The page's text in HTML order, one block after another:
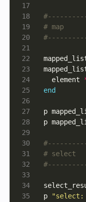
17
18
19
20
21
23
24
25
26
27
28
29
30
31
33
34
35
# map
  element
end
# select
p
"select: